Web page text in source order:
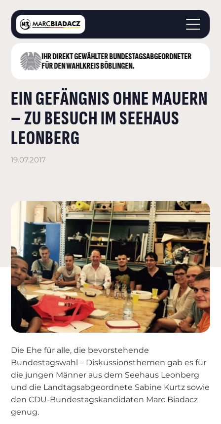
IHR DIREKT GEWÄHLTER BUNDESTAGS­ABGEORDNETER
FÜR DEN WAHLKREIS BÖBLINGEN.
STARTSEITE
LANDKREIS BÖBLINGEN
DEUTSCHER BUNDESTAG
AKTUELLES
EIN GEFÄNGNIS OHNE MAUERN
– ZU BESUCH IM SEEHAUS
LEONBERG
19.07.2017
Die Ehe für alle, die bevorstehende
Bundestagswahl – Diskussionsthemen gab es für
die jungen Männer aus dem Seehaus Leonberg
und die Landtagsabgeordnete Sabine Kurtz sowie
den CDU-Bundestagskandidaten Marc Biadacz
genug.